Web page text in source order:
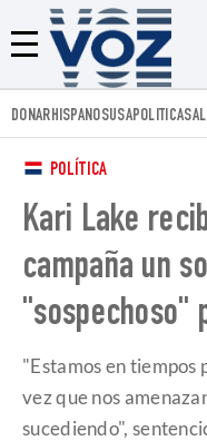
Menú
DONARHISPANOSUSAPOLITICA
POLÍTICA
Kari Lake
campaña un
"sospechoso"
"Estamos en tiempos
vez que nos
sucediendo",